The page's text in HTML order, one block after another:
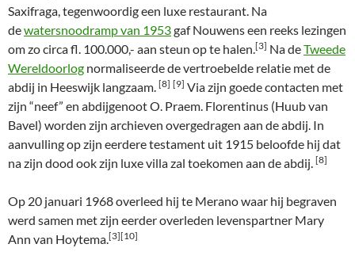
Saxifraga, tegenwoordig een luxe restaurant. Na
dewatersnoodramp van 1953gaf Nouwens een reeks lezingen
om zo circa fl. 100.000,- aan steun op te halen. [3] Na deTweede
Wereldoorlog normaliseerde de vertroebelde relatie met de
abdij in Heeswijk langzaam. [8] [9] Via zijn goede contacten met
zijn “neef” en abdijgenoot O. Praem. Florentinus (Huub van
Bavel) worden zijn archieven overgedragen aan de abdij. In
aanvulling op zijn eerdere testament uit 1915 beloofde hij dat
na zijn dood ook zijn luxe villa zal toekomen aan de abdij. [8]
Op 20 januari 1968 overleed hij te Merano waar hij begraven
werd samen met zijn eerder overleden levenspartner Mary
Ann van Hoytema. [3][10]